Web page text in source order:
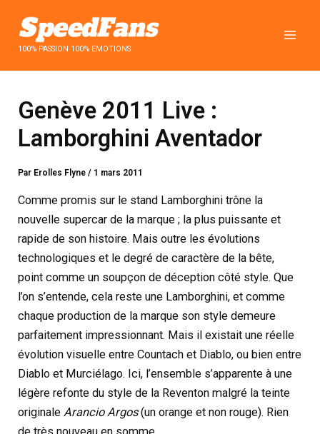
contenu100% PASSION 100% EMOTIONS
Genève 2011 Live :
Lamborghini Aventador
Par Erolles Flyne/ 1 mars 2011
Comme promis sur le stand Lamborghini trône la
nouvelle supercar de la marque ; la plus puissante et
rapide de son histoire. Mais outre les évolutions
technologiques et le degré de caractère de la bête,
point comme un soupçon de déception côté style. Que
l’on s’entende, cela reste une Lamborghini, et comme
chaque production de la marque son style demeure
parfaitement impressionnant. Mais il existait une réelle
évolution visuelle entre Countach et Diablo, ou bien entre
Diablo et Murciélago. Ici, l’ensemble s’apparente à une
légère refonte du style de la Reventon malgré la teinte
originaleArancio Argos(un orange et non rouge). Rien